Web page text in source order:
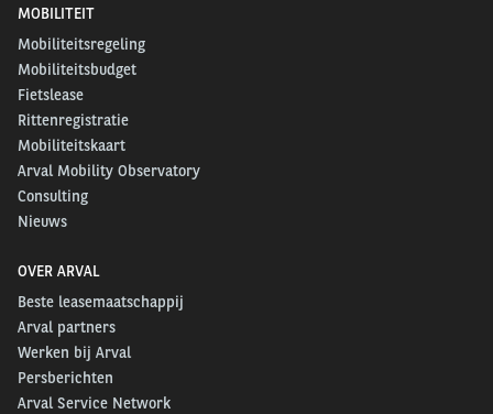
MOBILITEIT
Mobiliteitsregeling
Mobiliteitsbudget
Fietslease
Rittenregistratie
Mobiliteitskaart
Arval Mobility Observatory
Consulting
Nieuws
OVER ARVAL
Beste leasemaatschappij
Arval partners
Werken bij Arval
Persberichten
Arval Service Network